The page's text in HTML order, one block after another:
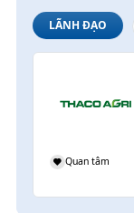
LÃNH ĐẠO
Quan tâm